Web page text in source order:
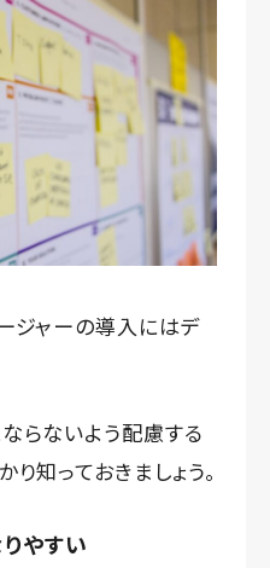
ジャーの導入にはデ
らないよう配慮する
知っておきましょう。
やすい